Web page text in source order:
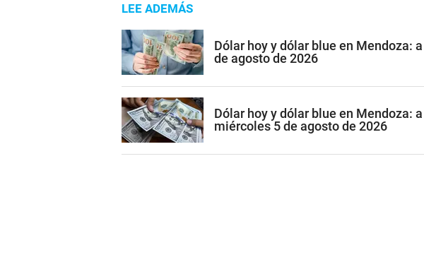
LEE ADEMÁS
Dólar hoy y dólar blue en Mendoza:
de agosto de 2026
Dólar hoy y dólar blue en Mendoza:
miércoles 5 de agosto de 2026